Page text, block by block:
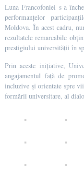
Luna Francofoniei s-a
performanțelor
Moldova. În acest cadru,
rezultatele remarcabile
prestigiului universității în
Prin aceste inițiative,
angajamentul față de
incluzive și orientate spre
formării universitare, al